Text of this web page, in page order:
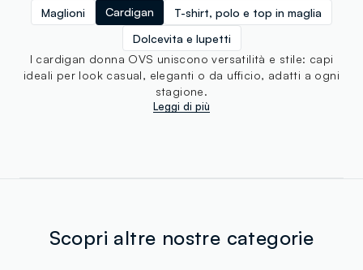
Maglioni Cardigan
T-shirt, polo e top in maglia
Dolcevita e lupetti
I cardigan donna OVS uniscono versatilità e stile: capi
ideali per look casual, eleganti o da ufficio, adatti a ogni
stagione.
Leggi di più
Scopri altre nostre categorie